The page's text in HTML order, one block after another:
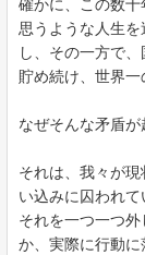
確かに、この数十
思うような人生
し、その一方で
貯め続け、世界一
なぜそんな矛盾が
それは、我々が
い込みに囚われて
それを一つ一つ
か、実際に行動に